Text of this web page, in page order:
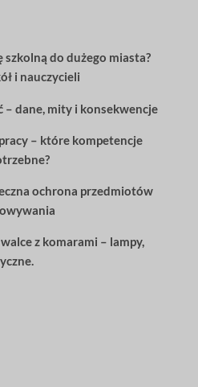
do dużego miasta?
i nauczycieli
– dane, mity i konsekwencje
– które kompetencje
ochrona przedmiotów
z komarami – lampy,